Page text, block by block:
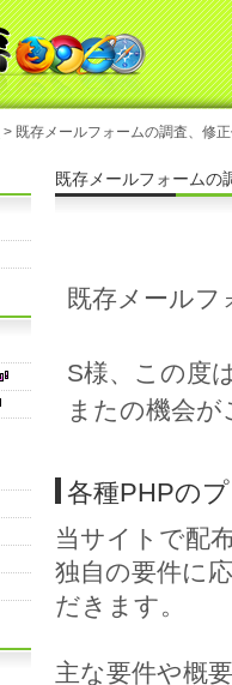
> 既存メールフォームの調査、修
既存メールフォームの
既存メールフ
S様、この度
またの機会
各種PHPの
当サイトで配
独自の要件に
だきます。
主な要件や概